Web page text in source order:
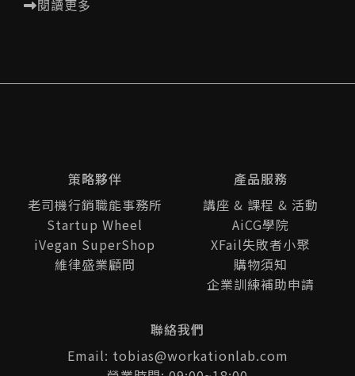
閱讀更多
策略夥伴
老司機行銷職能事務所
Startup Wheel
iVegan SuperShop
維律盛業顧問
產品服務
講座 & 課程 & 活動
AiCG學院
XFail失敗者小聚
購物須知
企業訓練補助申請
聯絡我們
Email: tobias@workationlab.com